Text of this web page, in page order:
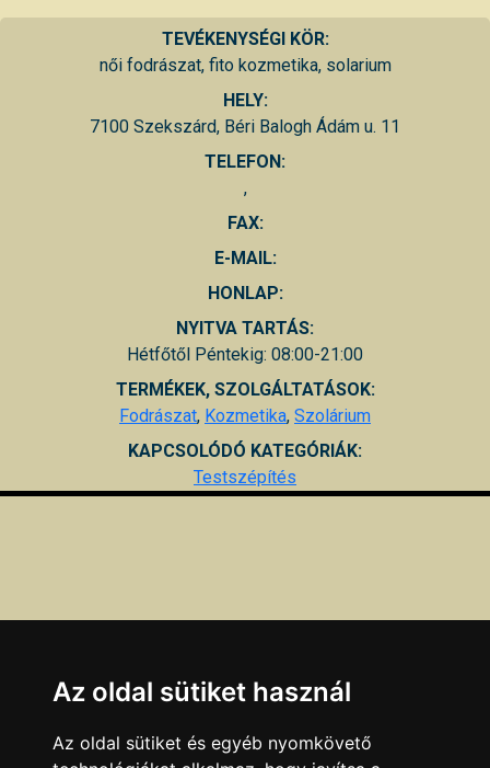
TEVÉKENYSÉGI KÖR:
női fodrászat, fito kozmetika, solarium
HELY:
7100 Szekszárd, Béri Balogh Ádám u. 11
TELEFON:
,
FAX:
E-MAIL:
HONLAP:
NYITVA TARTÁS:
Hétfőtől Péntekig: 08:00-21:00
TERMÉKEK, SZOLGÁLTATÁSOK:
Fodrászat, Kozmetika, Szolárium
KAPCSOLÓDÓ KATEGÓRIÁK:
Testszépítés
Az oldal sütiket használ
Az oldal sütiket és egyéb nyomkövető